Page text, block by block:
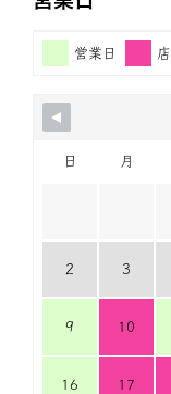
営業日
日 月
2 3
9 10
16 17